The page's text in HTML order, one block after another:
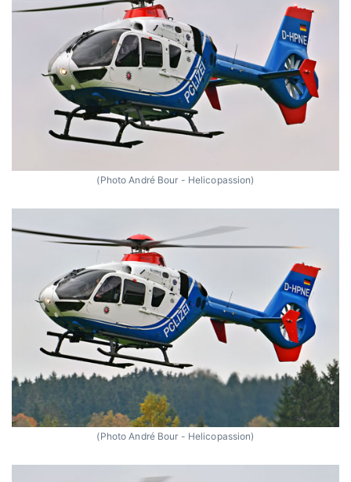
(Photo André Bour - Helicopassion)
(Photo André Bour - Helicopassion)